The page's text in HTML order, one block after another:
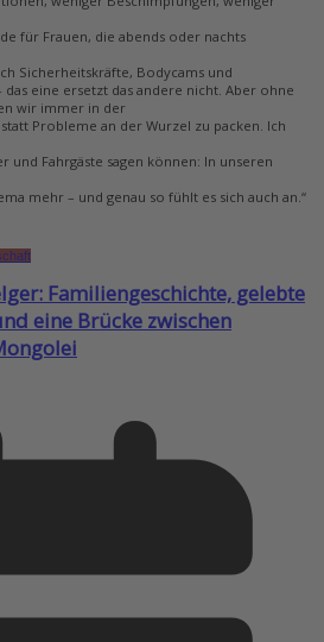
für Frauen, die abends oder nachts
Sicherheitskräfte, Bodycams und
eine ersetzt das andere nicht. Aber ohne
wir immer in der
Probleme an der Wurzel zu packen. Ich
und Fahrgäste sagen können: In unseren
mehr – und genau so fühlt es sich auch an.“
Familiengeschichte, gelebte
eine Brücke zwischen